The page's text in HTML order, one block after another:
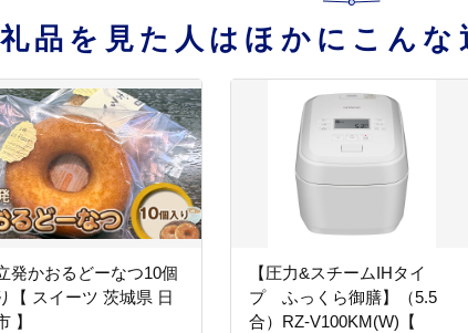
品を見た人はほかにこんな
発かおるどーなつ10個
【 スイーツ 茨城県 日
】
【圧力&スチームIHタイ
プ ふっくら御膳】（5.5
合）RZ-V100KM(W)【